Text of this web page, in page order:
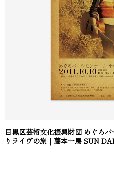
目黒区芸術文化振興財団 めぐろ
りライヴの旅｜藤本一馬 SUN